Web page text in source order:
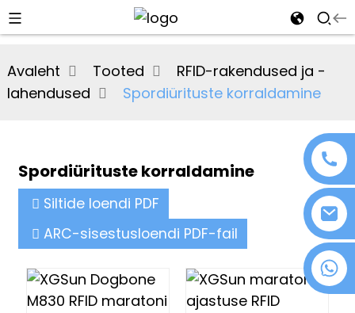
+86 18076372139
Avaleht Tooted
RFID-rakendused ja -
lahendused
Spordiürituste korraldamine
Spordiürituste korraldamine
Siltide loendi PDF
ARC-sisestusloendi PDF-fail